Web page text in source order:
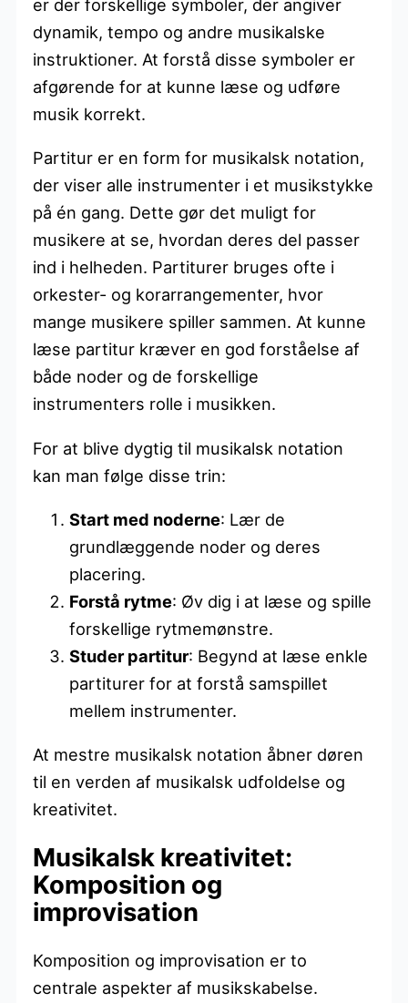
er der forskellige symboler, der angiver
dynamik, tempo og andre musikalske
instruktioner. At forstå disse symboler er
afgørende for at kunne læse og udføre
musik korrekt.
Partitur er en form for musikalsk notation,
der viser alle instrumenter i et musikstykke
på én gang. Dette gør det muligt for
musikere at se, hvordan deres del passer
ind i helheden. Partiturer bruges ofte i
orkester- og korarrangementer, hvor
mange musikere spiller sammen. At kunne
læse partitur kræver en god forståelse af
både noder og de forskellige
instrumenters rolle i musikken.
For at blive dygtig til musikalsk notation
kan man følge disse trin:
Start med noderne: Lær de
grundlæggende noder og deres
placering.
Forstå rytme: Øv dig i at læse og spille
forskellige rytmemønstre.
Studer partitur: Begynd at læse enkle
partiturer for at forstå samspillet
mellem instrumenter.
At mestre musikalsk notation åbner døren
til en verden af musikalsk udfoldelse og
kreativitet.
Musikalsk kreativitet:
Komposition og
improvisation
Komposition og improvisation er to
centrale aspekter af musikskabelse.